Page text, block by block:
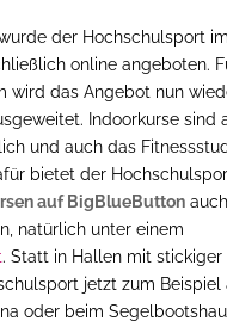
der Hochschulsport
online angeboten.
wird das Angebot nun
Indoorkurse sind
und auch das
bietet der
auf BigBlueButtonauch
natürlich unter einem
. Statt in Hallen mit stickiger
jetzt zum Beispiel
oder beim